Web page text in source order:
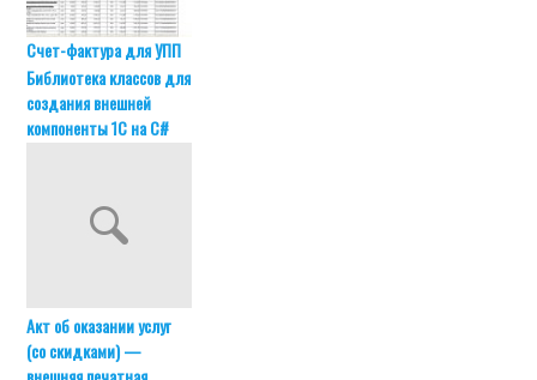
Счет-фактура для УПП
Библиотека классов для
создания внешней
компоненты 1С на C#
Акт об оказании услуг
(со скидками) —